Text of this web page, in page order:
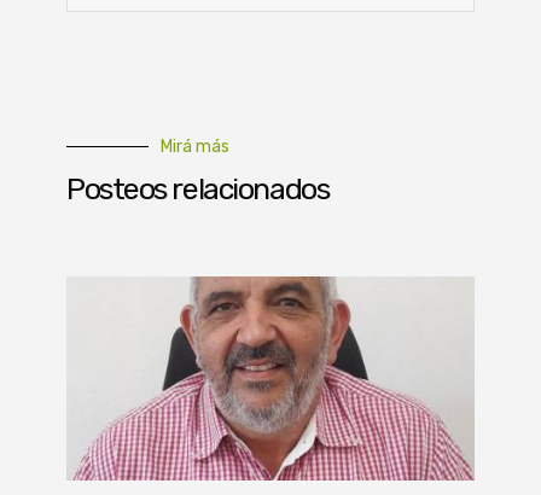
Mirá más
Posteos relacionados